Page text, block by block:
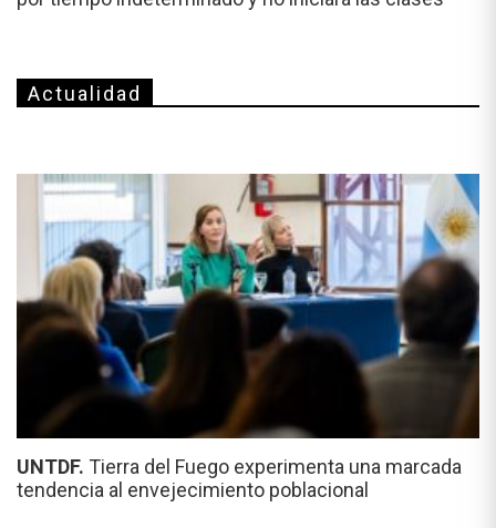
Actualidad
UNTDF. Tierra del Fuego experimenta una marcada
tendencia al envejecimiento poblacional